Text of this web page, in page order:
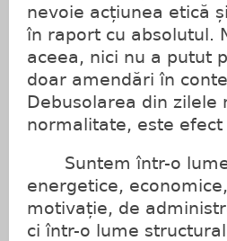
nevoie acțiunea etică
în raport cu absolutul.
aceea, nici nu a putut
doar amendări în
Debusolarea din
normalitate, este
Suntem într-o lume
energetice,
motivație, de
ci într-o lume